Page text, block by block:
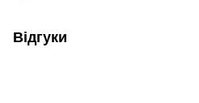
Відгуки